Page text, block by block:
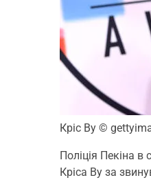
Кріс Ву ©
Поліція Пекіна
Кріса Ву за